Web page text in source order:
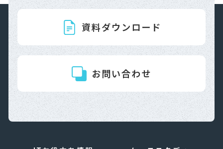
資料ダウンロード
お問い合わせ